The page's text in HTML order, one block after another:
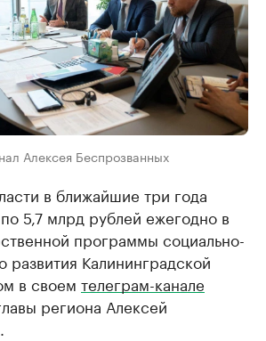
Алексея Беспрозванных
в ближайшие три года
5,7 млрд рублей ежегодно в
программы социально-
развития Калининградской
в своем телеграм-канале
региона Алексей